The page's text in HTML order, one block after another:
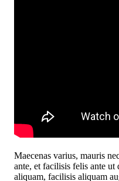
Maecenas varius, mauris
ante, et facilisis felis ante ut
aliquam, facilisis aliquam